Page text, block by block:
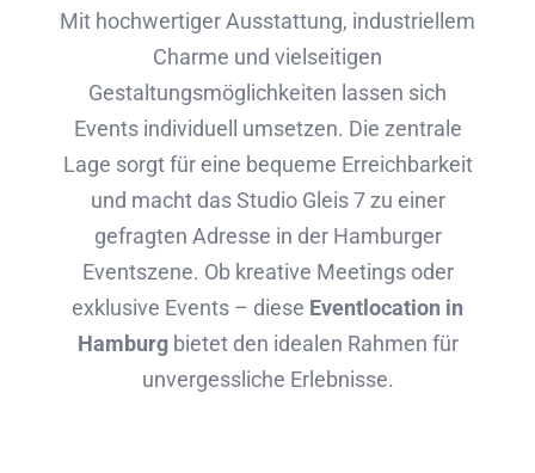
Mit hochwertiger Ausstattung, industriellem
Charme und vielseitigen
Gestaltungsmöglichkeiten lassen sich
Events individuell umsetzen. Die zentrale
Lage sorgt für eine bequeme Erreichbarkeit
und macht das Studio Gleis 7 zu einer
gefragten Adresse in der Hamburger
Eventszene. Ob kreative Meetings oder
exklusive Events – diese Eventlocation in
Hamburgbietet den idealen Rahmen für
unvergessliche Erlebnisse.